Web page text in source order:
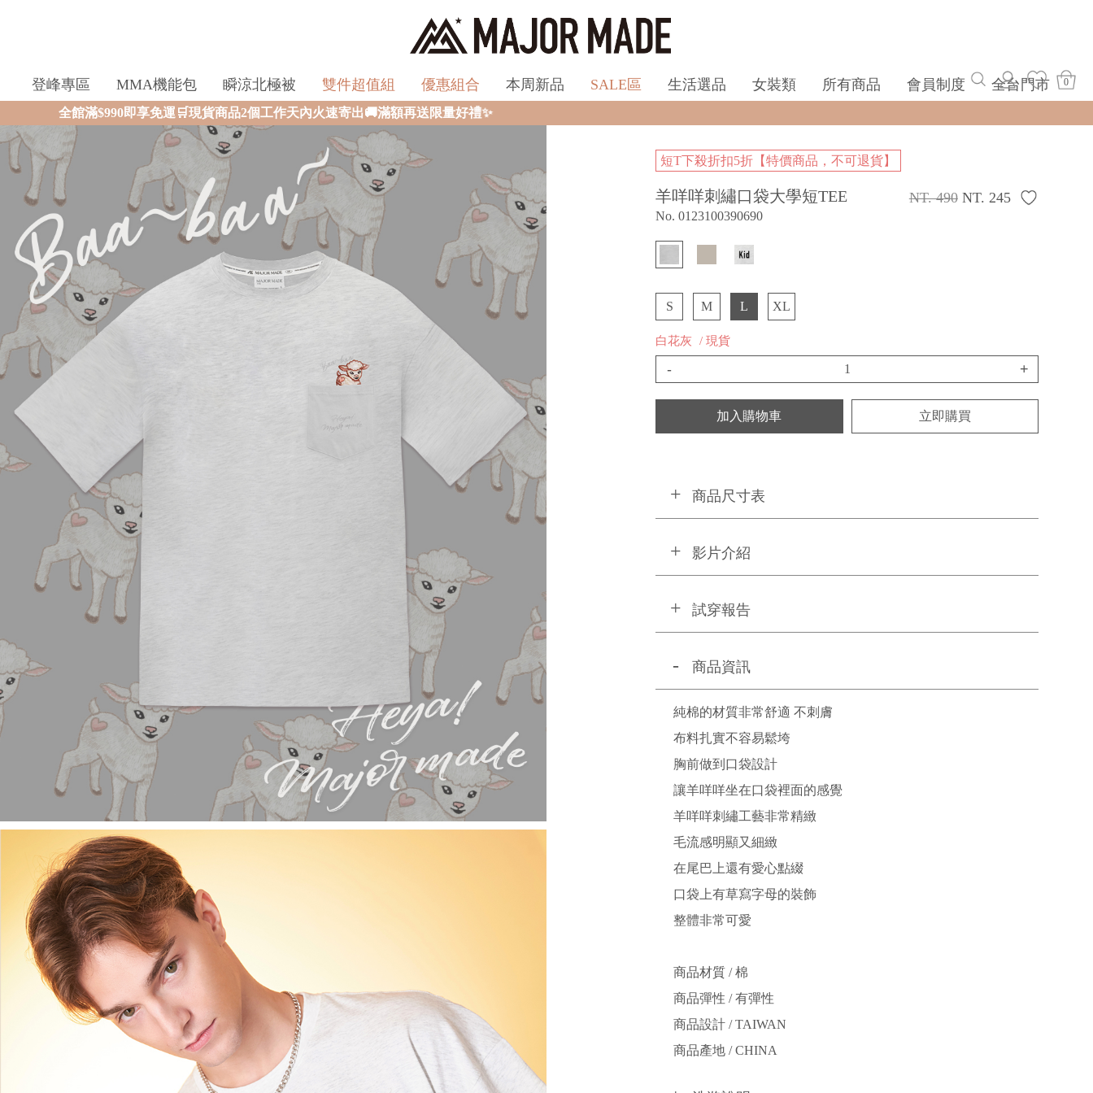
登峰專區 MMA機能包 瞬涼北極被 雙件超值組 優惠組合 本周新品 SALE區 生活選品 女裝類 所有商品 會員制度 全台門市 0
🛒現貨商品2個工作天內火速寄出🚚滿額再送限量好禮✨
短T下殺折扣5折【特價商品，不可退貨】
羊咩咩刺繡口袋大學短TEE
No. 0123100390690
NT. 490 NT. 245
S M L XL
白花灰 / 現貨
- +
加入購物車 立即購買
商品尺寸表
影片介紹
試穿報告
商品資訊
純棉的材質非常舒適 不刺膚
布料扎實不容易鬆垮
胸前做到口袋設計
讓羊咩咩坐在口袋裡面的感覺
羊咩咩刺繡工藝非常精緻
毛流感明顯又細緻
在尾巴上還有愛心點綴
口袋上有草寫字母的裝飾
整體非常可愛
商品材質 / 棉
商品彈性 / 有彈性
商品設計 / TAIWAN
商品產地 / CHINA